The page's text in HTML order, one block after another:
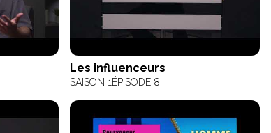
Les influenceurs
SAISON 1ÉPISODE 8